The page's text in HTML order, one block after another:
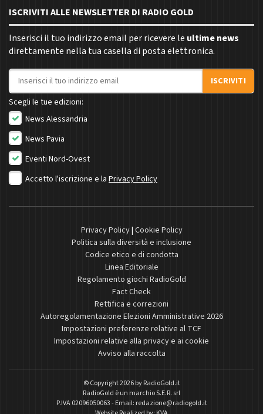
ISCRIVITI ALLE NEWSLETTER DI RADIO GOLD
Inserisci il tuo indirizzo email per ricevere le ultime news
direttamente nella tua casella di posta elettronica.
Indirizzo email
ISCRIVITI
Scegli le tue edizioni:
News Alessandria
News Pavia
Eventi Nord-Ovest
Accetto l'iscrizione e la Privacy Policy
Privacy Policy| Cookie Policy
Politica sulla diversità e inclusione
Codice etico e di condotta
Linea Editoriale
Regolamento giochi RadioGold
Fact Check
Rettifica e correzioni
Autoregolamentazione Elezioni Amministrative 2026
Impostazioni preferenze relative al TCF
Impostazioni relative alla privacy e ai cookie
Avviso alla raccolta
© Copyright 2026 byRadioGold.it
RadioGold è un marchio S.E.R. srl
P.IVA 02096050063 - Email: redazione@radiogold.it